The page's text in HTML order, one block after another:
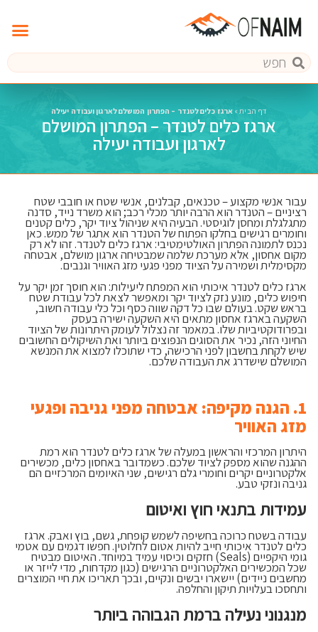
דף הבית» ארגז כלים לטנדר – הפתרון המושלם לארגון ועבודה יעילה
ארגז כלים לטנדר – הפתרון המושלם
לארגון ועבודה יעילה
עבור אנשי מקצוע – טכנאים, קבלנים, אנשי שטח או חובבי שטח
רציניים – הטנדר הוא הרבה יותר מכלי רכב; הוא משרד נייד, סדנה
מתגלגלת ומחסן לוגיסטי. הבעיה היא שניהול ציוד יקר, כלים קטנים
וחומרים רגישים בחלקו הפתוח של הטנדר הוא אתגר של ממש. כאן
נכנס לתמונה הפתרון האולטימטיבי: ארגז כלים לטנדר. זהו לא רק
מקום אחסון, אלא מערכת שלמה שמבטיחה ארגון מושלם, אבטחה
מקסימלית ושמירה על הציוד מפני פגעי מזג האוויר וגנבים.
ארגז כלים לטנדר איכותי הוא המפתח ליעילות: הוא חוסך זמן יקר על
חיפוש כלים, מונע נזק לציוד יקר ומאפשר לצאת לכל עבודת שטח
בראש שקט. בעולם שבו כל דקה שווה כסף וכל כלי עבודה חשוב,
השקעה בארגז אחסון מתאים היא השקעה ישירה בעסק
ובפרודוקטיביות שלו. במאמר זה נצלול לעומק היתרונות של הציוד
החיוני הזה, נכיר את הסוגים הנפוצים ביותר ואת השיקולים החשובים
שיש לקחת בחשבון לפני הרכישה, כדי שתוכלו למצוא את המנשא
המושלם שישדרג את העבודה שלכם.
1. הגנה מקיפה: אבטחה מפני גניבה ופגעי
מזג האוויר
היתרון המרכזי והראשון במעלה של ארגז כלים לטנדר הוא רמת
ההגנה שהוא מספק לציוד שלכם. כשמדובר באחסון כלים, מכשירים
אלקטרוניים יקרים וחומרי גלם רגישים, שני האיומים המרכזיים הם
גניבה ונזקי טבע.
עמידות בתנאי חוץ ואיטום
עבודה בשטח כרוכה בחשיפה לשמש קופחת, גשם, בוץ ואבק. ארגז
כלים לטנדר איכותי חייב להיות אטום לחלוטין. חפשו דגמים עם אטמי
גומי היקפיים (Seals) חזקים וכיסוי עמיד במיוחד. האיטום מבטיח
שכל המכשירים האלקטרוניים הרגישים (כגון מקדחות, מדי לייזר או
מחשבים ניידים) יישארו יבשים ונקיים, ובכך תאריכו את חיי המוצרים
ותחסכו בעלויות תיקון והחלפה.
מנגנוני נעילה ברמת הגבוהה ביותר